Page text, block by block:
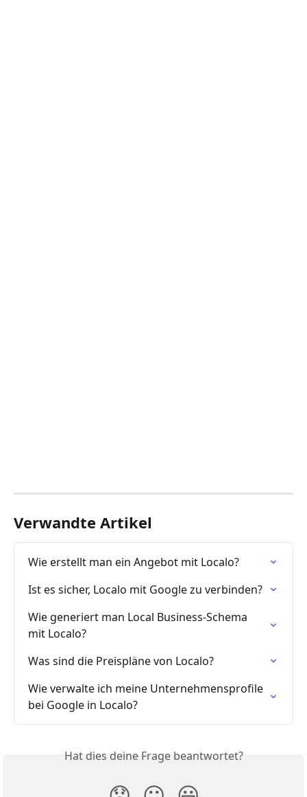
Verwandte Artikel
Wie erstellt man ein Angebot mit Localo?
Ist es sicher, Localo mit Google zu verbinden?
Wie generiert man Local Business-Schema
mit Localo?
Was sind die Preispläne von Localo?
Wie verwalte ich meine Unternehmensprofile
bei Google in Localo?
Hat dies deine Frage beantwortet?